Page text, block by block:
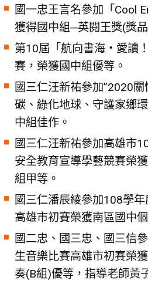
國一忠王言名參加「Cool
獲得國中組─英閱王獎(獎品
第10屆「航向書海‧愛讀
賽，榮獲國中組優等。
國三仁汪新祐參加”2020
碳、綠化地球、守護家鄉
中組佳作。
國三仁汪新祐參加高雄市
安全教育宣導學藝競賽榮
組甲等。
國三仁潘辰綾參加108學
高雄市初賽榮獲南區國中
國二忠、國三忠、國三信
生音樂比賽高雄市初賽榮
奏(B組)優等，指導老師黃